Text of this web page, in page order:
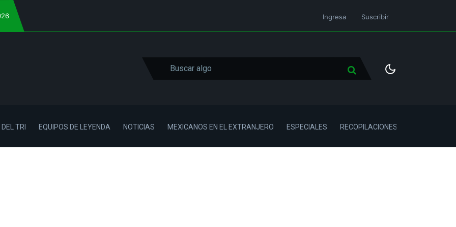
Ingresa Suscribir
TRI EQUIPOS DE LEYENDA NOTICIAS MEXICANOS EN EL EXTRANJERO ESPECIALES RECOPILACIONES